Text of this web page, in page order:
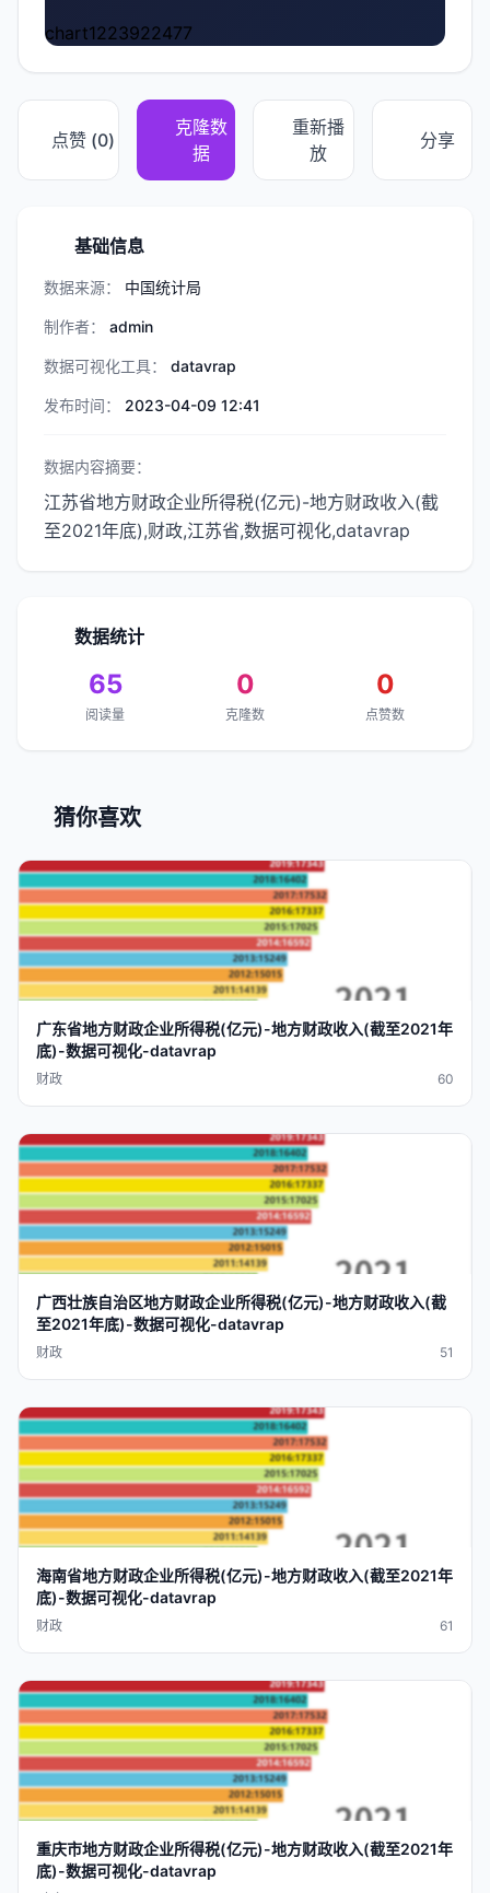
chart1223922477
点赞 (0)
克隆数
据
重新播
放
分享
基础信息
数据来源： 中国统计局
制作者： admin
数据可视化工具： datavrap
发布时间： 2023-04-09 12:41
数据内容摘要：
江苏省地方财政企业所得税(亿元)-地方财政收入(截
至2021年底),财政,江苏省,数据可视化,datavrap
数据统计
65
阅读量
0
克隆数
0
点赞数
猜你喜欢
广东省地方财政企业所得税(亿元)-地方财政收入(截至2021年
底)-数据可视化-datavrap
财政 60
广西壮族自治区地方财政企业所得税(亿元)-地方财政收入(截
至2021年底)-数据可视化-datavrap
财政 51
海南省地方财政企业所得税(亿元)-地方财政收入(截至2021年
底)-数据可视化-datavrap
财政 61
重庆市地方财政企业所得税(亿元)-地方财政收入(截至2021年
底)-数据可视化-datavrap